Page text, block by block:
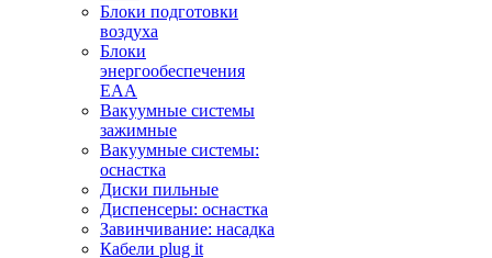
Блоки подготовки
воздуха
Блоки
энергообеспечения
EAA
Вакуумные системы
зажимные
Вакуумные системы:
оснастка
Диски пильные
Диспенсеры: оснастка
Завинчивание: насадка
Кабели plug it